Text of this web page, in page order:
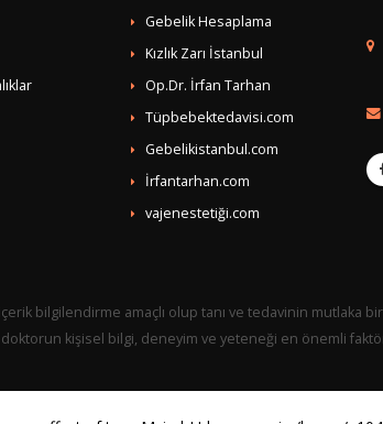
Gebelik Hesaplama
Kızlık Zarı İstanbul
Op.Dr. İrfan Tarhan
Tüpbebektedavisi.com
Gebelikistanbul.com
İrfantarhan.com
vajenestetiği.com
bilgilendirme amaçlı olup tanı ve tedavinin mutlaka bir
kişisel bilgi, deneyim ve yeteneği en önemli